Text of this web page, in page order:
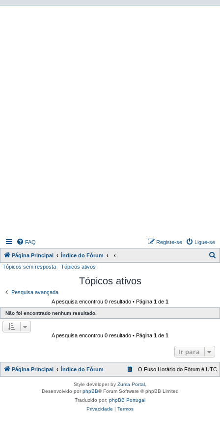
FAQ Ligue-se
Registe-se
Página Principal Índice do Fórum
Tópicos sem resposta Tópicos ativos
Tópicos ativos
Pesquisa avançada
A pesquisa encontrou 0 resultado • Página 1 de 1
Não foi encontrado nenhum resultado.
A pesquisa encontrou 0 resultado • Página 1 de 1
Ir para
Página Principal Índice do Fórum O Fuso Horário do Fórum é UTC
Style developer by Zuma Portal
Desenvolvido porphpBB® Forum Software © phpBB Limited
Traduzido por: phpBB Portugal
Privacidade | Termos